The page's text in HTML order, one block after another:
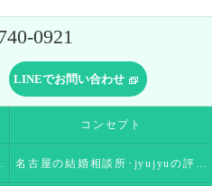
0921
LINEでお問い合わせ
コンセプト
ミ情報 名古屋の結婚相談所･jyujyuの評判